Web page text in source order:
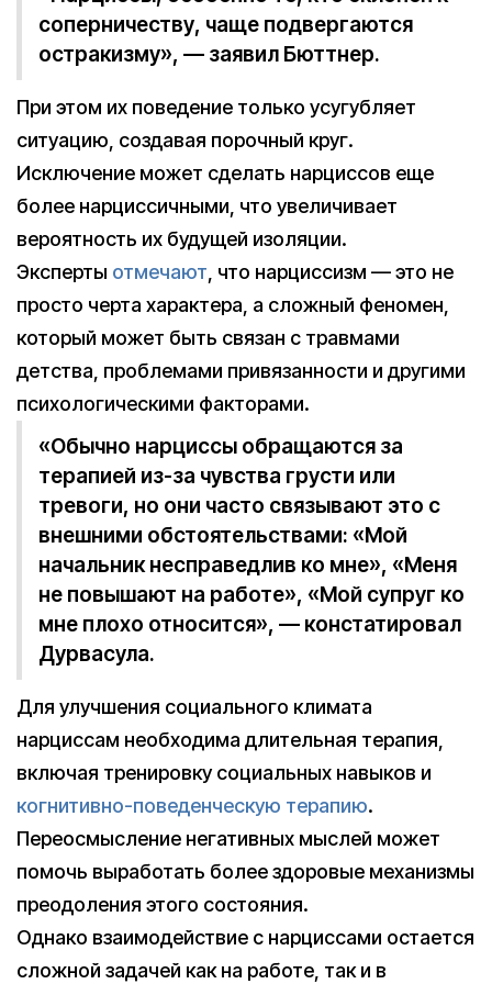
соперничеству, чаще подвергаются
остракизму», — заявил Бюттнер.
При этом их поведение только усугубляет
ситуацию, создавая порочный круг.
Исключение может сделать нарциссов еще
более нарциссичными, что увеличивает
вероятность их будущей изоляции.
Эксперты отмечают, что нарциссизм — это не
просто черта характера, а сложный феномен,
который может быть связан с травмами
детства, проблемами привязанности и другими
психологическими факторами.
«Обычно нарциссы обращаются за
терапией из-за чувства грусти или
тревоги, но они часто связывают это с
внешними обстоятельствами: «Мой
начальник несправедлив ко мне», «Меня
не повышают на работе», «Мой супруг ко
мне плохо относится», — констатировал
Дурвасула.
Для улучшения социального климата
нарциссам необходима длительная терапия,
включая тренировку социальных навыков и
когнитивно-поведенческую терапию.
Переосмысление негативных мыслей может
помочь выработать более здоровые механизмы
преодоления этого состояния.
Однако взаимодействие с нарциссами остается
сложной задачей как на работе, так и в